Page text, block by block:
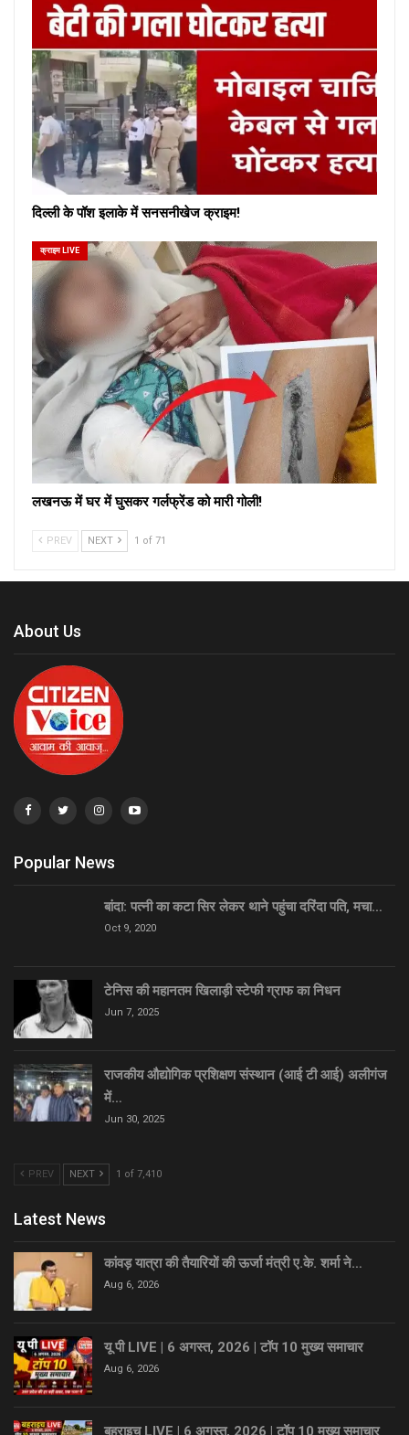
दिल्ली के पॉश इलाके में सनसनीखेज क्राइम!
क्राइम LIVE
लखनऊ में घर में घुसकर गर्लफ्रेंड को मारी गोली!
PREV NEXT 1 of 71
About Us
Popular News
बांदा: पत्नी का कटा सिर लेकर थाने पहुंचा दरिंदा पति, मचा…
Oct 9, 2020
टेनिस की महानतम खिलाड़ी स्टेफी ग्राफ का निधन
Jun 7, 2025
राजकीय औद्योगिक प्रशिक्षण संस्थान (आई टी आई) अलीगंज
में…
Jun 30, 2025
PREV NEXT 1 of 7,410
Latest News
कांवड़ यात्रा की तैयारियों की ऊर्जा मंत्री ए.के. शर्मा ने…
Aug 6, 2026
यू पी LIVE | 6 अगस्त, 2026 | टॉप 10 मुख्य समाचार
Aug 6, 2026
बहराइच LIVE | 6 अगस्त, 2026 | टॉप 10 मुख्य समाचार